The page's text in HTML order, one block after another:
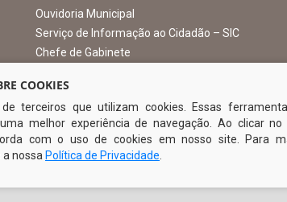
EXIBIR MAPA DO SITE
ORGANIZACIONAL
O Prefeito
Vice Prefeito
Ouvidoria Municipal
Chefe de Gabinete
COOKIES
terceiros que utilizam cookies. Essas
melhor experiência de navegação. Ao clicar no
com o uso de cookies em nosso site. Para
nossa Política de Privacidade